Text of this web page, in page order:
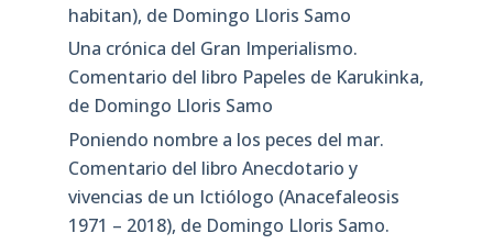
habitan), de Domingo Lloris Samo
Una crónica del Gran Imperialismo.
Comentario del libro Papeles de Karukinka,
de Domingo Lloris Samo
Poniendo nombre a los peces del mar.
Comentario del libro Anecdotario y
vivencias de un Ictiólogo (Anacefaleosis
1971 – 2018), de Domingo Lloris Samo.